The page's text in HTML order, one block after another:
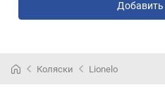
Коляски Lionelo